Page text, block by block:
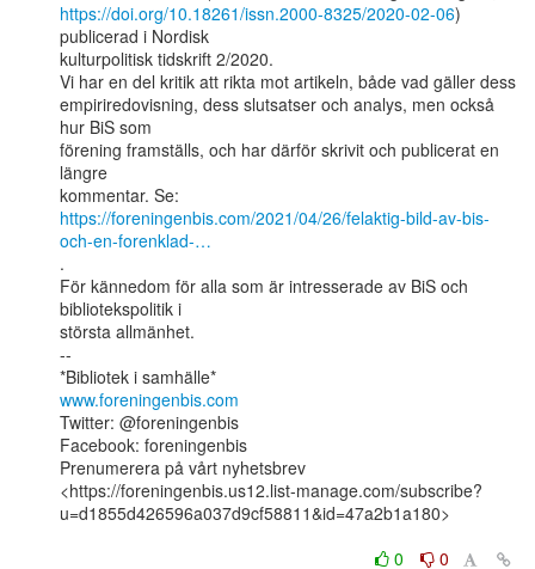
https://doi.org/10.18261/issn.2000-8325/2020-02-06)
publicerad i Nordisk
kulturpolitisk tidskrift 2/2020.
Vi har en del kritik att rikta mot artikeln, både vad gäller dess
empiriredovisning, dess slutsatser och analys, men också
hur BiS som
förening framställs, och har därför skrivit och publicerat en
längre
https://foreningenbis.com/2021/04/26/felaktig-bild-av-bis-
och-en-forenklad-…
.
För kännedom för alla som är intresserade av BiS och
bibliotekspolitik i
största allmänhet.
--
www.foreningenbis.com
Twitter: @foreningenbis
Facebook: foreningenbis
Prenumerera på vårt nyhetsbrev
<https://foreningenbis.us12.list-manage.com/subscribe?
u=d1855d426596a037d9cf58811&id=47a2b1a180>
0
0